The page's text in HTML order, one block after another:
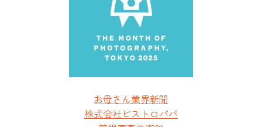
お母さん業界新聞
株式会社ビストロパパ